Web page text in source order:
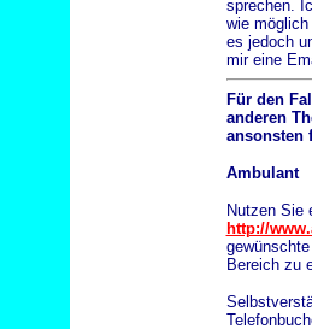
sprechen.
wie
es jedoch
mir eine
Für den
anderen
ansonsten
Ambulant
Nutzen Sie
http://
Bereich zu